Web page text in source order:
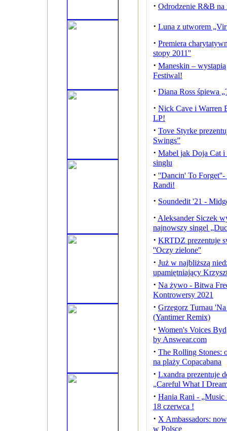
· Odrodzenie R&B
· Luna z utworem
· Premiera
stopy 2011''
· Maneskin –
Festiwal!
· Diana Ross śpiewa
· Nick Cave i Warren
LP!
· Tove Styrke
Swings”
· Mabel jak Doja Cat
singlu
· ''Dancin' To
Randi!
· Soundedit '21 -
· Aleksander Siczek
najnowszy singel
· KRTDZ prezentuje
''Oczy zielone''
· Już w najbliższą
upamiętniający
· Na żywo - Bitwa
Kontrowersy 2021
· Grzegorz Turnau
(Yantimer Remix)
· Women's Voices
by Answear.com
· The Rolling Stones:
na plaży Copacabana
· Lxandra prezentuje
„Careful What I
· Hania Rani - „Music
18 czerwca !
· X Ambassadors:
w Polsce